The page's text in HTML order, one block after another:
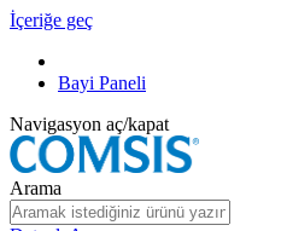
İçeriğe geç
Bayi Paneli
Navigasyon aç/kapat
Arama